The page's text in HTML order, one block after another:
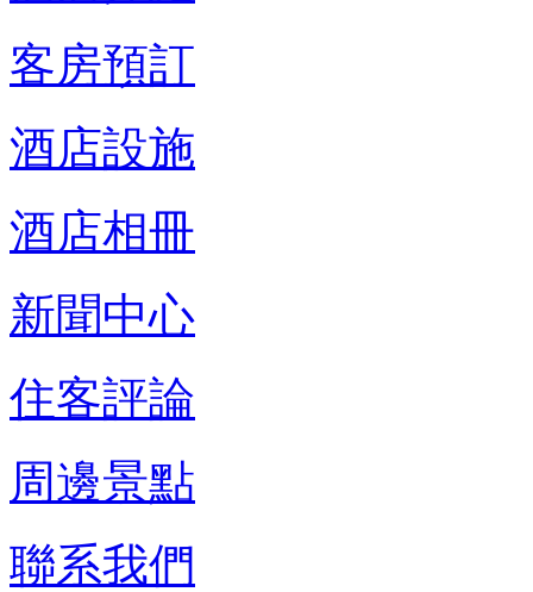
客房預訂
酒店設施
酒店相冊
新聞中心
住客評論
周邊景點
聯系我們